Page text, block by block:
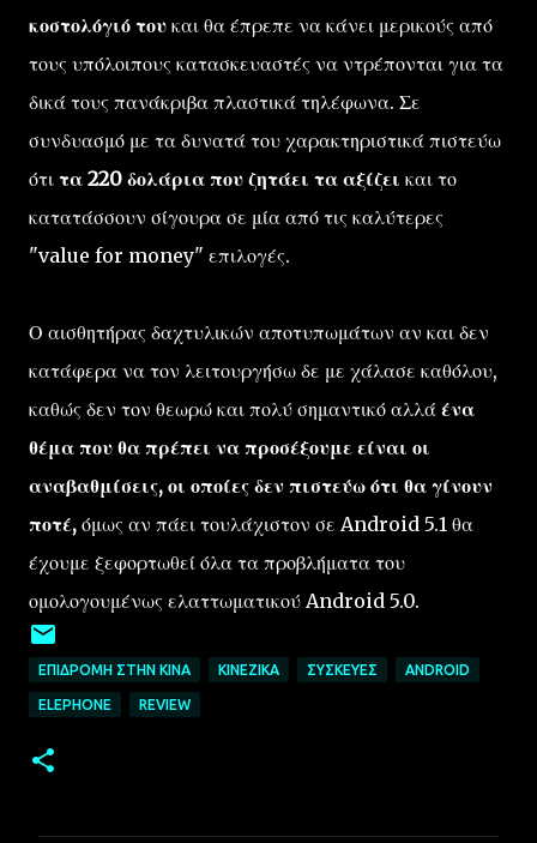
κοστολόγιό του και θα έπρεπε να κάνει μερικούς από
τους υπόλοιπους κατασκευαστές να ντρέπονται για τα
δικά τους πανάκριβα πλαστικά τηλέφωνα. Σε
συνδυασμό με τα δυνατά του χαρακτηριστικά πιστεύω
ότι τα 220 δολάρια που ζητάει τα αξίζει και το
κατατάσσουν σίγουρα σε μία από τις καλύτερες
"value for money" επιλογές.
Ο αισθητήρας δαχτυλικών αποτυπωμάτων αν και δεν
κατάφερα να τον λειτουργήσω δε με χάλασε καθόλου,
καθώς δεν τον θεωρώ και πολύ σημαντικό αλλά ένα
θέμα που θα πρέπει να προσέξουμε είναι οι
αναβαθμίσεις, οι οποίες δεν πιστεύω ότι θα γίνουν
ποτέ, όμως αν πάει τουλάχιστον σε Android 5.1 θα
έχουμε ξεφορτωθεί όλα τα προβλήματα του
ομολογουμένως ελαττωματικού Android 5.0.
ΕΠΙΔΡΟΜΉ ΣΤΗΝ ΚΊΝΑ ΚΙΝΈΖΙΚΑ ΣΥΣΚΕΥΈΣ ANDROID
ELEPHONE REVIEW